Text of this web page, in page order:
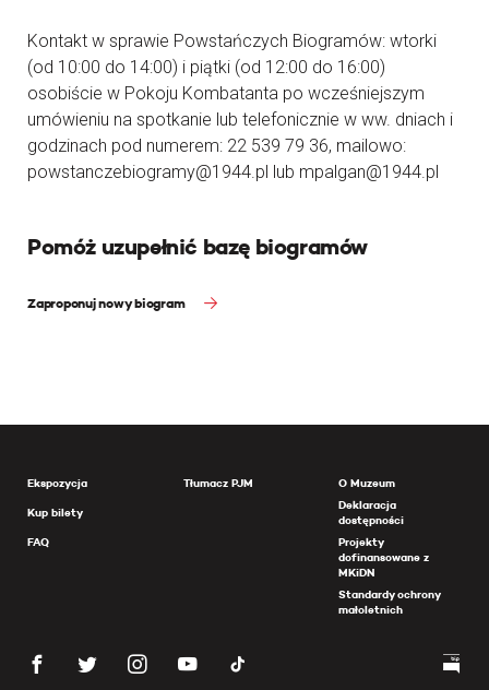
Kontakt w sprawie Powstańczych Biogramów: wtorki
(od 10:00 do 14:00) i piątki (od 12:00 do 16:00)
osobiście w Pokoju Kombatanta po wcześniejszym
umówieniu na spotkanie lub telefonicznie w ww. dniach i
godzinach pod numerem: 22 539 79 36, mailowo:
powstanczebiogramy@1944.pl lub mpalgan@1944.pl
Pomóż uzupełnić bazę biogramów
Zaproponuj nowy biogram
Ekspozycja
Kup bilety
FAQ
Tłumacz PJM
O Muzeum
Deklaracja
dostępności
Projekty
dofinansowane z
MKiDN
Standardy ochrony
małoletnich